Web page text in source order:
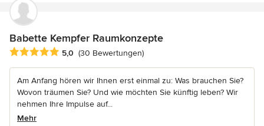
Babette Kempfer Raumkonzepte
Durchschnittliche Bewertung: 5 von 5 Sternen
5,0 (30 Bewertungen)
Am Anfang hören wir Ihnen erst einmal zu: Was brauchen Sie?
Wovon träumen Sie? Und wie möchten Sie künftig leben? Wir
nehmen Ihre Impulse auf...
Mehr